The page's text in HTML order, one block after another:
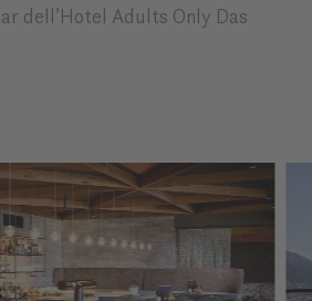
dell’Hotel Adults Only Das